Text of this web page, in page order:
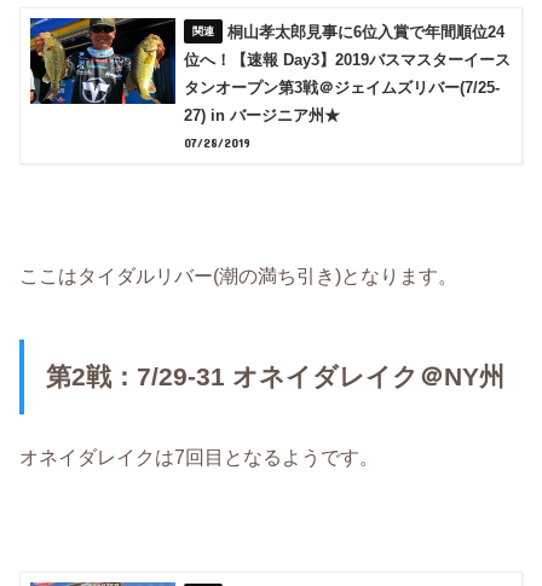
桐山孝太郎見事に6位入賞で年間順位24
位へ！【速報 Day3】2019バスマスターイース
タンオープン第3戦＠ジェイムズリバー(7/25-
27) in バージニア州★
07/28/2019
ここはタイダルリバー(潮の満ち引き)となります。
第2戦：7/29-31 オネイダレイク＠NY州
オネイダレイクは7回目となるようです。